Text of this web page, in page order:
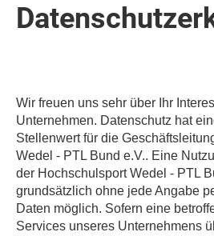
Wir freuen uns sehr über Ihr
Unternehmen. Datenschutz hat
Stellenwert für die
Wedel - PTL Bund e.V.. Eine
der Hochschulsport Wedel - PTL
grundsätzlich ohne jede Angabe
Daten möglich. Sofern eine
Services unseres Unternehmens